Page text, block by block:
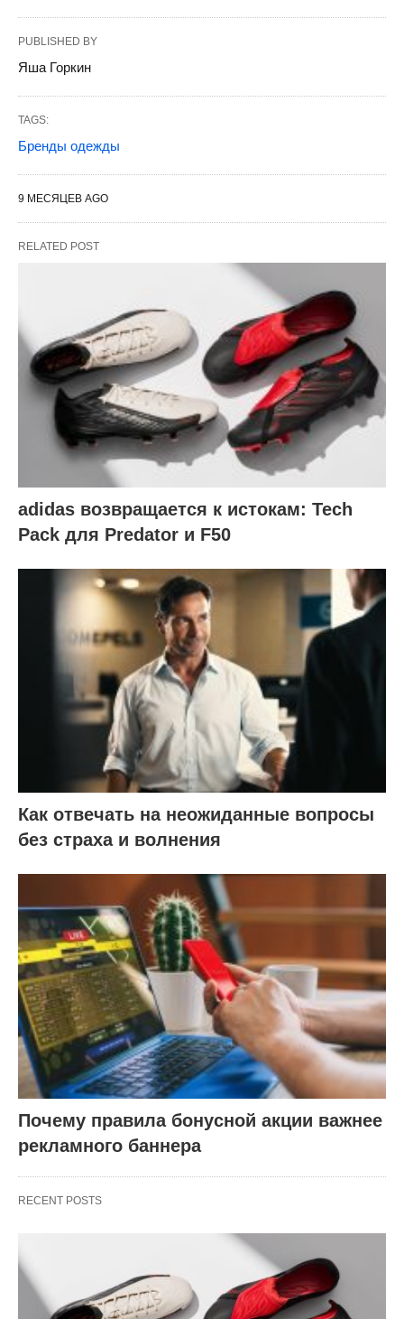
PUBLISHED BY
Яша Горкин
TAGS:
Бренды одежды
9 МЕСЯЦЕВ AGO
RELATED POST
adidas возвращается к истокам: Tech
Pack для Predator и F50
Как отвечать на неожиданные вопросы
без страха и волнения
Почему правила бонусной акции важнее
рекламного баннера
RECENT POSTS